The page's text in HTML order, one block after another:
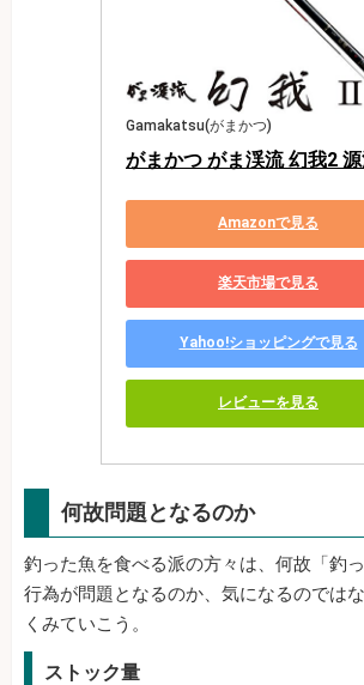
Gamakatsu(がまかつ)
がまかつ がま渓流 幻我2
Amazonで見る
楽天市場で見る
Yahoo!ショッピングで見る
レビューを見る
何故問題となるのか
釣った魚を食べる派の方々は、何故「釣
行為が問題となるのか、気になるのでは
くみていこう。
ストック量